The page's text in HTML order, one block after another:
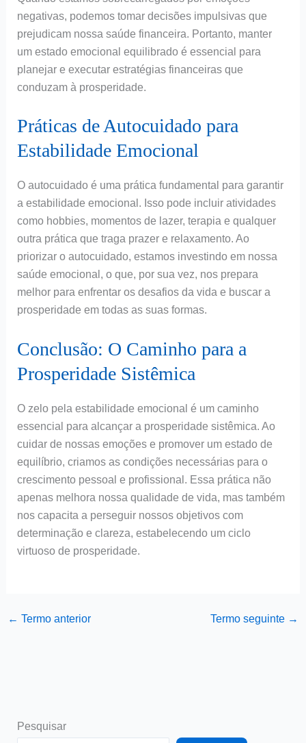
negativas, podemos tomar decisões impulsivas que
prejudicam nossa saúde financeira. Portanto, manter
um estado emocional equilibrado é essencial para
planejar e executar estratégias financeiras que
conduzam à prosperidade.
Práticas de Autocuidado para
Estabilidade Emocional
O autocuidado é uma prática fundamental para garantir
a estabilidade emocional. Isso pode incluir atividades
como hobbies, momentos de lazer, terapia e qualquer
outra prática que traga prazer e relaxamento. Ao
priorizar o autocuidado, estamos investindo em nossa
saúde emocional, o que, por sua vez, nos prepara
melhor para enfrentar os desafios da vida e buscar a
prosperidade em todas as suas formas.
Conclusão: O Caminho para a
Prosperidade Sistêmica
O zelo pela estabilidade emocional é um caminho
essencial para alcançar a prosperidade sistêmica. Ao
cuidar de nossas emoções e promover um estado de
equilíbrio, criamos as condições necessárias para o
crescimento pessoal e profissional. Essa prática não
apenas melhora nossa qualidade de vida, mas também
nos capacita a perseguir nossos objetivos com
determinação e clareza, estabelecendo um ciclo
virtuoso de prosperidade.
← Termo anterior Termo seguinte →
Pesquisar